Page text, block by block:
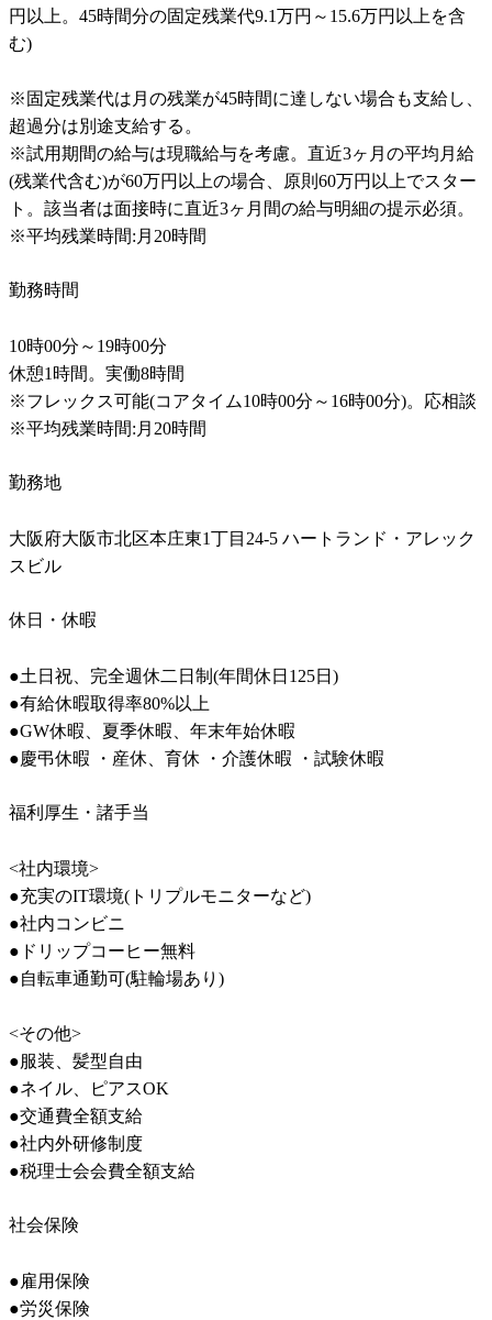
円以上。45時間分の固定残業代9.1万円～15.6万円以上を含
む)
※固定残業代は月の残業が45時間に達しない場合も支給し、
超過分は別途支給する。
※試用期間の給与は現職給与を考慮。直近3ヶ月の平均月給
(残業代含む)が60万円以上の場合、原則60万円以上でスター
ト。該当者は面接時に直近3ヶ月間の給与明細の提示必須。
※平均残業時間:月20時間
勤務時間
10時00分～19時00分
休憩1時間。実働8時間
※フレックス可能(コアタイム10時00分～16時00分)。応相談
※平均残業時間:月20時間
勤務地
大阪府大阪市北区本庄東1丁目24-5 ハートランド・アレック
スビル
休日・休暇
●土日祝、完全週休二日制(年間休日125日)
●有給休暇取得率80%以上
●GW休暇、夏季休暇、年末年始休暇
●慶弔休暇 ・産休、育休 ・介護休暇 ・試験休暇
福利厚生・諸手当
<社内環境>
●充実のIT環境(トリプルモニターなど)
●社内コンビニ
●ドリップコーヒー無料
●自転車通勤可(駐輪場あり)
<その他>
●服装、髪型自由
●ネイル、ピアスOK
●交通費全額支給
●社内外研修制度
●税理士会会費全額支給
社会保険
●雇用保険
●労災保険